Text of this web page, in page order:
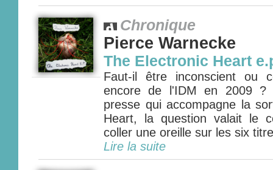
Chronique
Pierce Warnecke
The Electronic Heart
Faut-il être inconscient ou
encore de l'IDM en 2009
presse qui accompagne la
Heart, la question valait le
coller une oreille sur les six
Lire la suite